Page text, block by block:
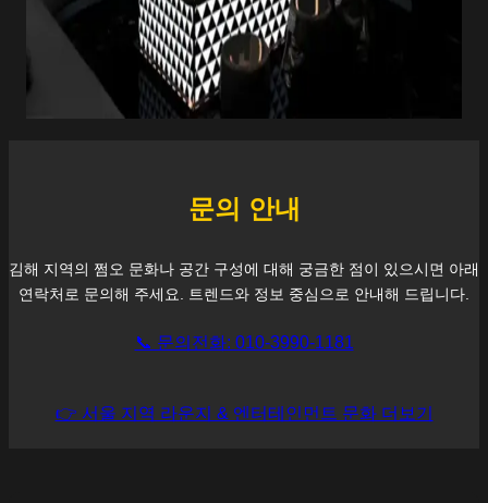
문의 안내
김해 지역의 쩜오 문화나 공간 구성에 대해 궁금한 점이 있으시면 아래
연락처로 문의해 주세요. 트렌드와 정보 중심으로 안내해 드립니다.
📞 문의전화: 010-3990-1181
👉 서울 지역 라운지 & 엔터테인먼트 문화 더보기